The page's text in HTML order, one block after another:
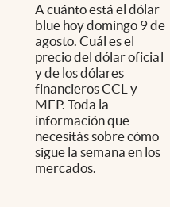
A cuánto está el dólar
blue hoy domingo 9 de
agosto. Cuál es el
precio del dólar oficial
y de los dólares
financieros CCL y
MEP. Toda la
información que
necesitás sobre cómo
sigue la semana en los
mercados.